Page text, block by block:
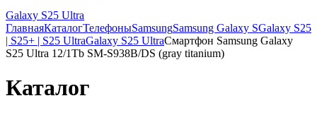
Galaxy S25 Ultra
ГлавнаяКаталогТелефоныSamsungSamsung Galaxy SGalaxy S25
| S25+ | S25 UltraGalaxy S25 UltraСмартфон Samsung Galaxy
S25 Ultra 12/1Tb SM-S938B/DS (gray titanium)
Каталог